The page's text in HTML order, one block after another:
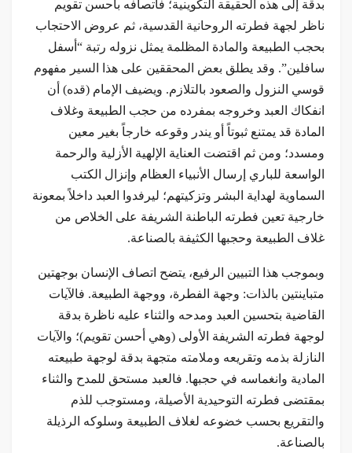
بدقة إلى هذه الحقيقة التكوينية؛ فاتصافه بأحسن تقويم
ناظر لجهة فطرته الروحانية القدسية، ثم عروض الاحتجاب
بحجب الطبيعة والمادة المظلمة يمثل نزوله رتبة “أسفل
سافلين”. وقد يطلق بعض المحققين على هذا السير مفهوم
قوسي النزول والصعود بالتلازم. ويضيف الإمام (قده) أن
انفكاك العبد وخروجه بمفرده من حجب الطبيعة وغلاف
المادة قد يمتنع ثبوتاً أو يندر وقوعه خارجاً بغير معين
ومسدد؛ ومن ثم اقتضت العناية الإلهية الأزلية والرحمة
الواسعة للباري إرسال الأنبياء العظام وإنزال الكتب
السماوية لهداية البشر وتزكيتهم؛ ليرفدوا العبد داخلاً بمعونة
خارجية تعين فطرته الباطنة الشريفة على الخلاص من
غلاف الطبيعة وحجبها الكثيفة بالصناعة.
وبموجب هذا التبيين الرفيع، يتضح اتصاف الإنسان بوجهتين
متباينتين بالذات: وجهة الفطرة، ووجهة الطبيعة. فالآيات
القاضية بتحسين العبد ومدحه والثناء عليه ناظرة بدقة
لوجهة فطرته الشريفة الأولى (وهي أحسن تقويم)؛ والآيات
النازلة بذمه وتقريعه وملامته متجهة بدقة لوجهة طبيعته
المادية وانغماسه في حجبها. فالعبد مستحق للمدح والثناء
بمقتضى فطرته التوحيدية الأصيلة، ومستوجب للذم
والتقريع بحسب خضوعه لغلاف الطبيعة وسلوكه الرذيلة
بالصناعة.